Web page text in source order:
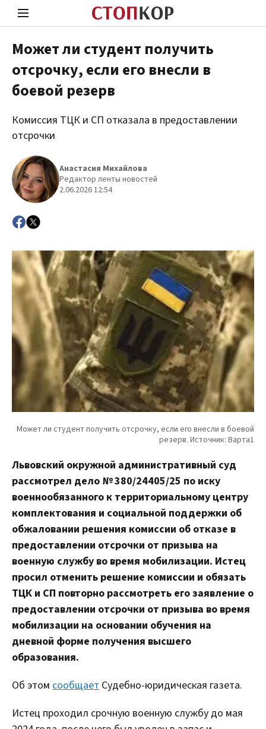
Стоп Политической Коррупции
Политика
Может ли студент получить
отсрочку, если его внесли в
боевой резерв
Комиссия ТЦК и СП отказала в предоставлении
отсрочки
Анастасия Михайлова
Редактор ленты новостей
2.06.2026 12:54
Львовский окружной административный суд
рассмотрел дело № 380/24405/25 по иску
военнообязанного к территориальному центру
комплектования и социальной поддержки об
обжаловании решения комиссии об отказе в
предоставлении отсрочки от призыва на
военную службу во время мобилизации. Истец
просил отменить решение комиссии и обязать
ТЦК и СП повторно рассмотреть его заявление о
предоставлении отсрочки от призыва во время
мобилизации на основании обучения на
дневной форме получения высшего
образования.
Об этом сообщает Судебно-юридическая газета.
Истец проходил срочную военную службу до мая